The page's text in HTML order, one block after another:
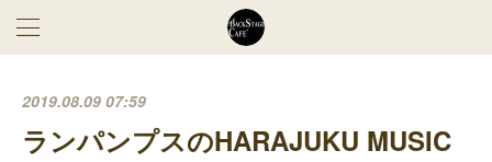
2019.08.09 07:59
ランパンプスのHARAJUKU MUSIC